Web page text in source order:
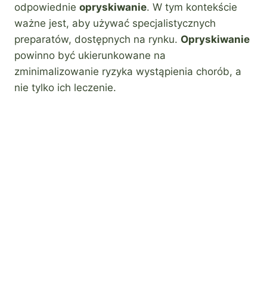
odpowiednie opryskiwanie. W tym kontekście
ważne jest, aby używać specjalistycznych
preparatów, dostępnych na rynku. Opryskiwanie
powinno być ukierunkowane na
zminimalizowanie ryzyka wystąpienia chorób, a
nie tylko ich leczenie.